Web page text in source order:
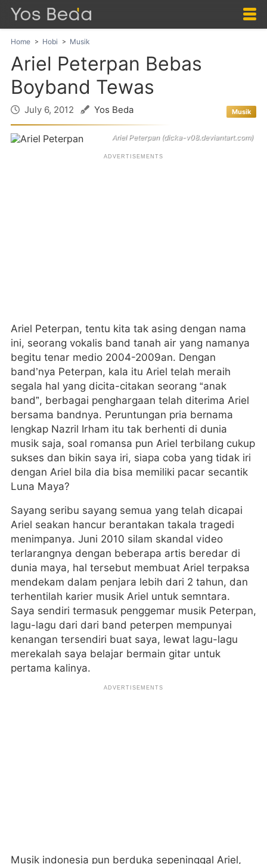
Home Hobi Musik
Ariel Peterpan Bebas
Boyband Tewas
July 6, 2012 Yos Beda Musik
Ariel Peterpan (dicka-v08.deviantart.com)
Ariel Peterpan, tentu kita tak asing dengan nama
ini, seorang vokalis band tanah air yang namanya
begitu tenar medio 2004-2009an. Dengan
band’nya Peterpan, kala itu Ariel telah meraih
segala hal yang dicita-citakan seorang “anak
band”, berbagai penghargaan telah diterima Ariel
bersama bandnya. Peruntungan pria bernama
lengkap Nazril Irham itu tak berhenti di dunia
musik saja, soal romansa pun Ariel terbilang cukup
sukses dan bikin saya iri, siapa coba yang tidak iri
dengan Ariel bila dia bisa memiliki pacar secantik
Luna Maya?
Sayang seribu sayang semua yang telah dicapai
Ariel seakan hancur berantakan takala tragedi
menimpanya. Juni 2010 silam skandal video
terlarangnya dengan beberapa artis beredar di
dunia maya, hal tersebut membuat Ariel terpaksa
mendekam dalam penjara lebih dari 2 tahun, dan
terhentilah karier musik Ariel untuk semntara.
Saya sendiri termasuk penggemar musik Peterpan,
lagu-lagu dari dari band peterpen mempunyai
kenangan tersendiri buat saya, lewat lagu-lagu
merekalah saya belajar bermain gitar untuk
pertama kalinya.
Musik indonesia pun berduka sepeninggal Ariel,